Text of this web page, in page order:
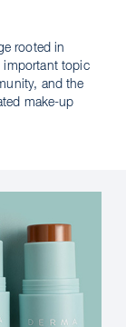
rooted in
important topic
and the
make-up